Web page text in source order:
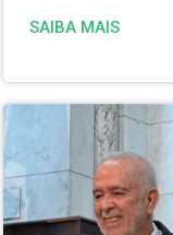
SAIBA MAIS